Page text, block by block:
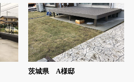
茨城県 A様邸